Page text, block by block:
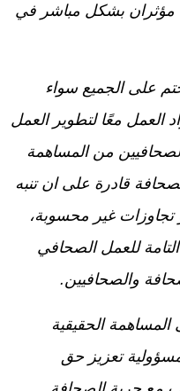
مؤثران بشكل مباشر في
على الجميع سواء
معًا لتطوير العمل
من المساهمة
قادرة على ان تنبه
تجاوزات غير محسوبة،
للعمل الصحافي
والصحافيين.
الحقيقية
مسؤولية تعزيز حق